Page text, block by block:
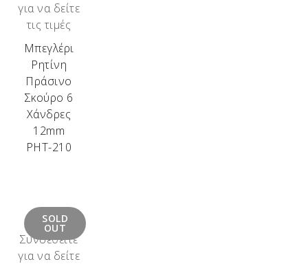
για να δείτε
τις τιμές
Μπεγλέρι
Ρητίνη
Πράσινο
Σκούρο 6
Χάνδρες
12mm
ΡΗΤ-210
SOLD
OUT
Συνδεθείτε
για να δείτε